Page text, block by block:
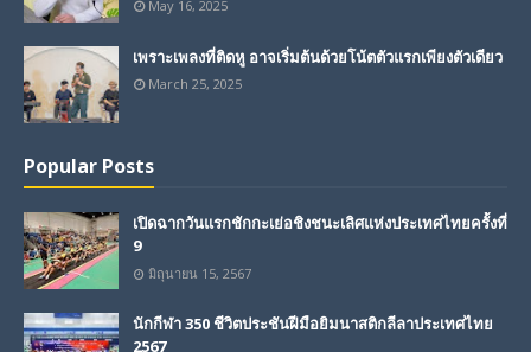
May 16, 2025
เพราะเพลงที่ติดหู อาจเริ่มต้นด้วยโน้ตตัวแรกเพียงตัวเดียว
March 25, 2025
Popular Posts
เปิดฉากวันแรกชักกะเย่อชิงชนะเลิศแห่งประเทศไทยครั้งที่
9
มิถุนายน 15, 2567
นักกีฬา 350 ชีวิตประชันฝีมือยิมนาสติกลีลาประเทศไทย
2567